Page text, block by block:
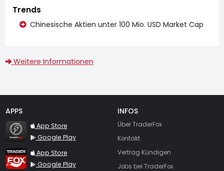
Trends
Chinesische Aktien unter 100 Mio. USD Market Cap
Weitere Informationen
APPS
TraderFox Flash
App Store
Google Play
TraderFox App
App Store
Google Play
INFOS
Über TraderFox
Kontakt
Vertrag Kündigen
Jobs bei TraderFox